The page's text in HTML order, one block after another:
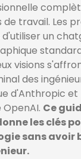
travail. Les
un
visions
des
d'Anthropic et
Ce
les clés
sans avoir